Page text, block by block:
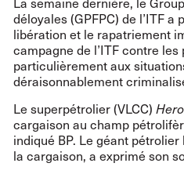
déloyales (GPFPC) de l’ITF a
libération et le rapatriement
campagne de l’ITF contre
particulièrement aux
déraisonnablement
Le superpétrolier (VLCC)
cargaison au champ
indiqué BP. Le géant
la cargaison, a exprimé son